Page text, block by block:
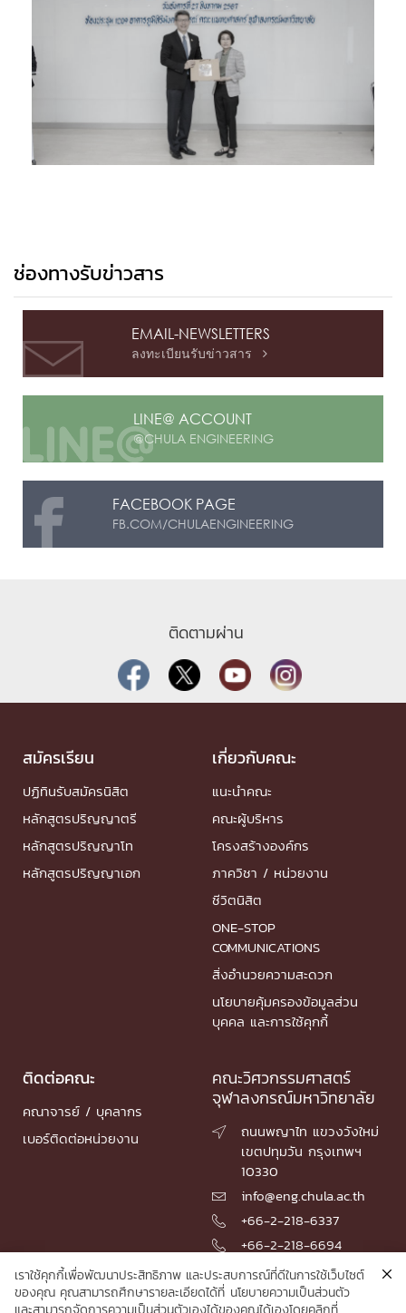
ช่องทางรับข่าวสาร
EMAIL-NEWSLETTERS
ลงทะเบียนรับข่าวสาร 
LINE@ ACCOUNT
@CHULA ENGINEERING
FACEBOOK PAGE
FB.COM/CHULAENGINEERING
ติดตามผ่าน
สมัครเรียน
ปฏิทินรับสมัครนิสิต
หลักสูตรปริญญาตรี
หลักสูตรปริญญาโท
หลักสูตรปริญญาเอก
เกี่ยวกับคณะ
แนะนำคณะ
คณะผู้บริหาร
โครงสร้างองค์กร
ภาควิชา / หน่วยงาน
ชีวิตนิสิต
ONE-STOP
COMMUNICATIONS
สิ่งอำนวยความสะดวก
นโยบายคุ้มครองข้อมูลส่วน
บุคคล และการใช้คุกกี้
ติดต่อคณะ
คณาจารย์ / บุคลากร
เบอร์ติดต่อหน่วยงาน
คณะวิศวกรรมศาสตร์
จุฬาลงกรณ์มหาวิทยาลัย

ถนนพญาไท แขวงวังใหม่
เขตปทุมวัน กรุงเทพฯ
10330
 info@eng.chula.ac.th
 +66-2-218-6337
 +66-2-218-6694
เราใช้คุกกี้เพื่อพัฒนาประสิทธิภาพ และประสบการณ์ที่ดีในการใช้เว็บไซต์
ของคุณ คุณสามารถศึกษารายละเอียดได้ที่ นโยบายความเป็นส่วนตัว